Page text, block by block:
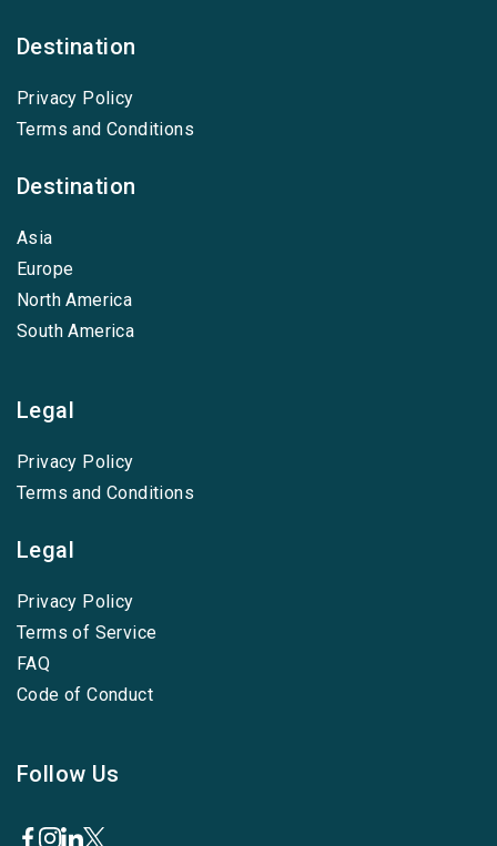
Destination
Privacy Policy
Terms and Conditions
Destination
Asia
Europe
North America
South America
Legal
Privacy Policy
Terms and Conditions
Legal
Privacy Policy
Terms of Service
FAQ
Code of Conduct
Follow Us